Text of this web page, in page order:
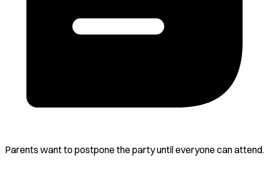
Parents want to postpone the party until everyone can attend.